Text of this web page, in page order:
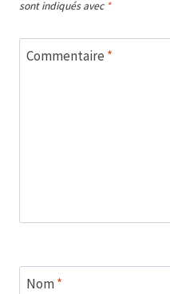
sont indiqués avec *
Commentaire *
Nom*